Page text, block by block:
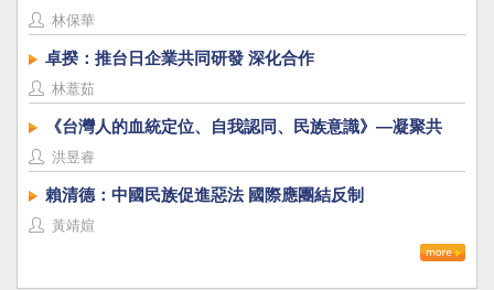
林保華
卓揆：推台日企業共同研發 深化合作
林薏茹
《台灣人的血統定位、自我認同、民族意識》—凝聚共
識，建立台灣國族認同
洪昱睿
賴清德：中國民族促進惡法 國際應團結反制
黃靖媗